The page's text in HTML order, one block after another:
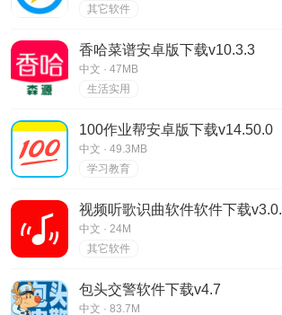
其它软件
香哈菜谱安卓版下载v10.3.3
中文 · 47MB
生活实用
100作业帮安卓版下载v14.50.0
中文 · 49.3MB
学习教育
视频听歌识曲软件软件下载v3.0.
中文 · 24M
其它软件
包头交警软件下载v4.7
中文 · 83.7M